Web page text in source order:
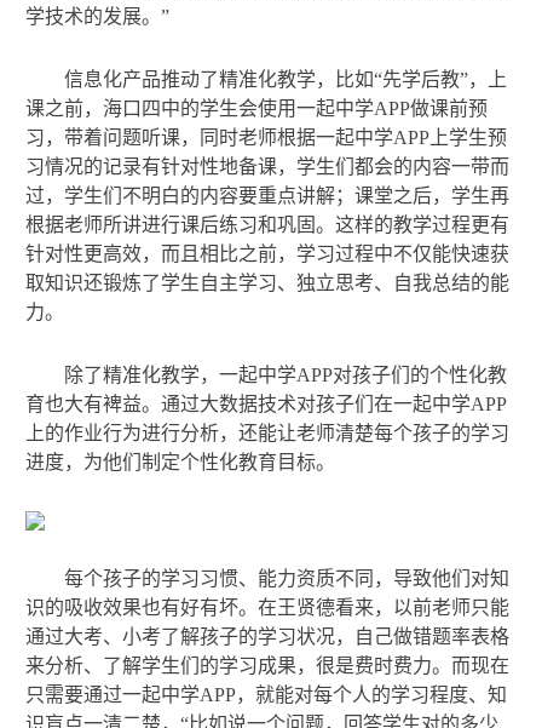
学技术的发展。”
信息化产品推动了精准化教学，比如“先学后教”，上
课之前，海口四中的学生会使用一起中学APP做课前预
习，带着问题听课，同时老师根据一起中学APP上学生预
习情况的记录有针对性地备课，学生们都会的内容一带而
过，学生们不明白的内容要重点讲解；课堂之后，学生再
根据老师所讲进行课后练习和巩固。这样的教学过程更有
针对性更高效，而且相比之前，学习过程中不仅能快速获
取知识还锻炼了学生自主学习、独立思考、自我总结的能
力。
除了精准化教学，一起中学APP对孩子们的个性化教
育也大有裨益。通过大数据技术对孩子们在一起中学APP
上的作业行为进行分析，还能让老师清楚每个孩子的学习
进度，为他们制定个性化教育目标。
每个孩子的学习习惯、能力资质不同，导致他们对知
识的吸收效果也有好有坏。在王贤德看来，以前老师只能
通过大考、小考了解孩子的学习状况，自己做错题率表格
来分析、了解学生们的学习成果，很是费时费力。而现在
只需要通过一起中学APP，就能对每个人的学习程度、知
识盲点一清二楚，“比如说一个问题，回答学生对的多少